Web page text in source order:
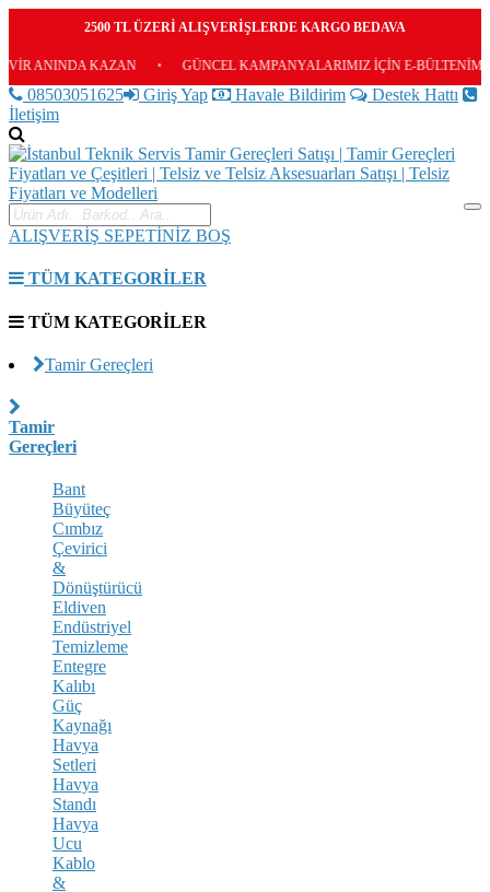
2500 TL ÜZERİ ALIŞVERİŞLERDE KARGO BEDAVA
KAZAN • GÜNCEL KAMPANYALARIMIZ İÇİN E-BÜLTENİMİZE
08503051625 Giriş Yap Havale Bildirim
Destek Hattı
İletişim
ALIŞVERİŞ SEPETİNİZ BOŞ
TÜM KATEGORİLER
TÜM KATEGORİLER
Tamir Gereçleri
Tamir
Gereçleri
Bant
Büyüteç
Cımbız
Çevirici
&
Dönüştürücü
Eldiven
Endüstriyel
Temizleme
Entegre
Kalıbı
Güç
Kaynağı
Havya
Setleri
Havya
Standı
Havya
Ucu
Kablo
&